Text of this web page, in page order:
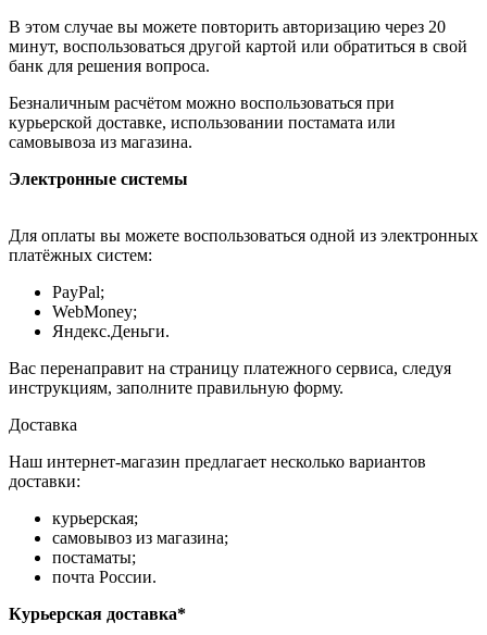
В этом случае вы можете повторить авторизацию через 20
минут, воспользоваться другой картой или обратиться в свой
банк для решения вопроса.
Безналичным расчётом можно воспользоваться при
курьерской доставке, использовании постамата или
самовывоза из магазина.
Электронные системы
Для оплаты вы можете воспользоваться одной из электронных
платёжных систем:
PayPal;
WebMoney;
Яндекс.Деньги.
Вас перенаправит на страницу платежного сервиса, следуя
инструкциям, заполните правильную форму.
Доставка
Наш интернет-магазин предлагает несколько вариантов
доставки:
курьерская;
самовывоз из магазина;
постаматы;
почта России.
Курьерская доставка*